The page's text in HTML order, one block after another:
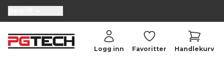
selector.vat
Logg inn Favoritter Handlekurv